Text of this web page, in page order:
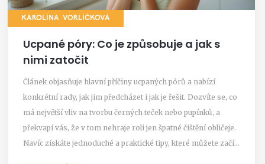
KAROLÍNA VORLÍČKOVÁ
Ucpané póry: Co je způsobuje a jak s
nimi zatočit
Článek objasňuje hlavní příčiny ucpaných pórů a nabízí
konkrétní rady, jak jim předcházet i jak je řešit. Dozvíte se, co
má největší vliv na tvorbu černých teček nebo pupínků, a
překvapí vás, že v tom nehraje roli jen špatné čištění obličeje.
Navíc získáte jednoduché a praktické tipy, které můžete začít